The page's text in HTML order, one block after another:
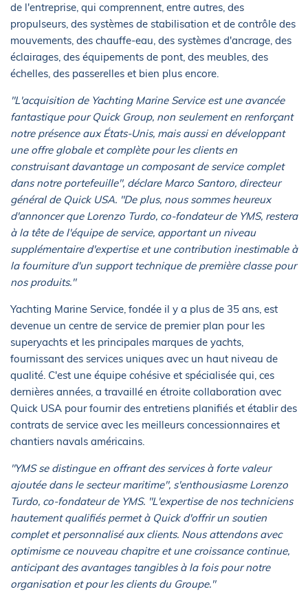
de l'entreprise, qui comprennent, entre autres, des
propulseurs, des systèmes de stabilisation et de contrôle des
mouvements, des chauffe-eau, des systèmes d'ancrage, des
éclairages, des équipements de pont, des meubles, des
échelles, des passerelles et bien plus encore.
"L'acquisition de Yachting Marine Service est une avancée
fantastique pour Quick Group, non seulement en renforçant
notre présence aux États-Unis, mais aussi en développant
une offre globale et complète pour les clients en
construisant davantage un composant de service complet
dans notre portefeuille", déclare Marco Santoro, directeur
général de Quick USA. "De plus, nous sommes heureux
d'annoncer que Lorenzo Turdo, co-fondateur de YMS, restera
à la tête de l'équipe de service, apportant un niveau
supplémentaire d'expertise et une contribution inestimable à
la fourniture d'un support technique de première classe pour
nos produits."
Yachting Marine Service, fondée il y a plus de 35 ans, est
devenue un centre de service de premier plan pour les
superyachts et les principales marques de yachts,
fournissant des services uniques avec un haut niveau de
qualité. C'est une équipe cohésive et spécialisée qui, ces
dernières années, a travaillé en étroite collaboration avec
Quick USA pour fournir des entretiens planifiés et établir des
contrats de service avec les meilleurs concessionnaires et
chantiers navals américains.
"YMS se distingue en offrant des services à forte valeur
ajoutée dans le secteur maritime", s'enthousiasme Lorenzo
Turdo, co-fondateur de YMS. "L'expertise de nos techniciens
hautement qualifiés permet à Quick d'offrir un soutien
complet et personnalisé aux clients. Nous attendons avec
optimisme ce nouveau chapitre et une croissance continue,
anticipant des avantages tangibles à la fois pour notre
organisation et pour les clients du Groupe."